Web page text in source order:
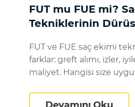
FUT mu FUE mi?
Tekniklerinin
FUT ve FUE saç ekimi
farklar: greft alımı, izler,
maliyet. Hangisi size